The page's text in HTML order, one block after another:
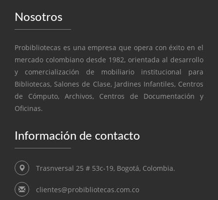
Nosotros
Probibliotecas es una empresa que opera con éxito en el
mercado colombiano desde 1982, orientada al desarrollo
y comercialización de mobiliario institucional para
Bibliotecas, Salones de Clase, Jardines Infantiles, Centros
de Cómputo, Archivos, Centros de Documentación y
Oficinas.
Información de contacto
Trasnversal 25 # 53c-19, Bogotá, Colombia.
clientes@probibliotecas.com.co